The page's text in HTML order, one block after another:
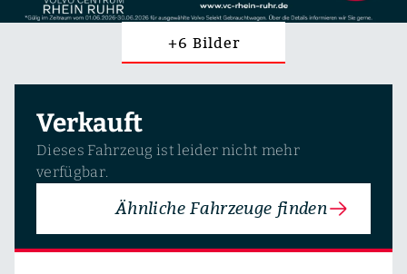
+6 Bilder
Verkauft
Dieses Fahrzeug ist leider nicht mehr
verfügbar.
Ähnliche Fahrzeuge finden